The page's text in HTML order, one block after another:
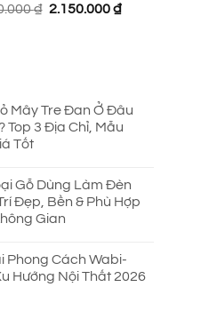
690.000 ₫.
₫ Giá
2.150.000₫Giá
Mây Tre Đan Ở Đâu
Top 3 Địa Chỉ, Mẫu
Tốt
Gỗ Dùng Làm Đèn
Đẹp, Bền & Phù Hợp
Gian
Phong Cách Wabi-
Hướng Nội Thất 2026